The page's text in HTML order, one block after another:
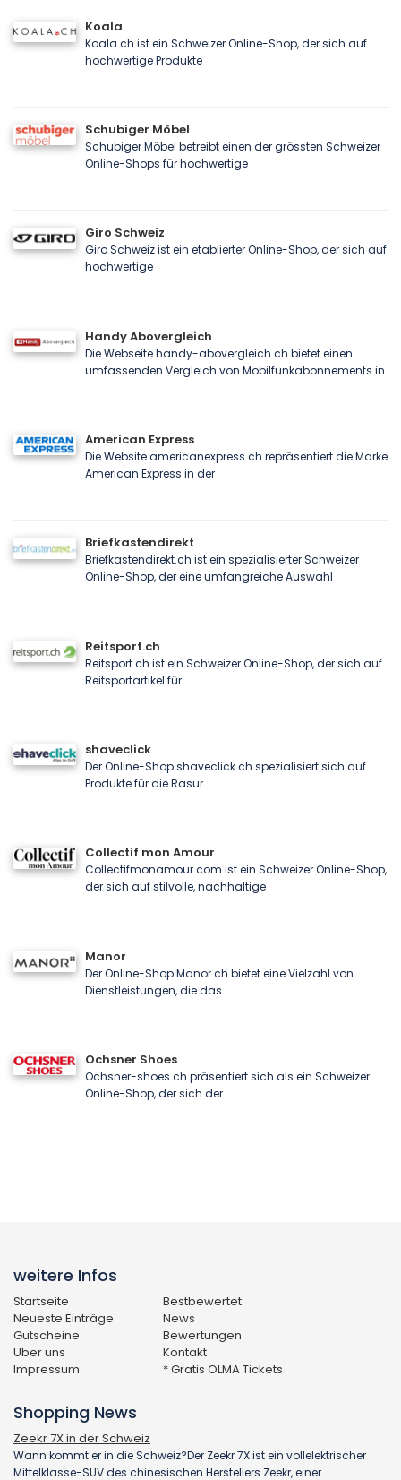
Koala
Koala.ch ist ein Schweizer Online-Shop, der sich auf
hochwertige Produkte
Schubiger Möbel
Schubiger Möbel betreibt einen der grössten Schweizer
Online-Shops für hochwertige
Giro Schweiz
Giro Schweiz ist ein etablierter Online-Shop, der sich auf
hochwertige
Handy Abovergleich
Die Webseite handy-abovergleich.ch bietet einen
umfassenden Vergleich von Mobilfunkabonnements in
American Express
Die Website americanexpress.ch repräsentiert die Marke
American Express in der
Briefkastendirekt
Briefkastendirekt.ch ist ein spezialisierter Schweizer
Online-Shop, der eine umfangreiche Auswahl
Reitsport.ch
Reitsport.ch ist ein Schweizer Online-Shop, der sich auf
Reitsportartikel für
shaveclick
Der Online-Shop shaveclick.ch spezialisiert sich auf
Produkte für die Rasur
Collectif mon Amour
Collectifmonamour.com ist ein Schweizer Online-Shop,
der sich auf stilvolle, nachhaltige
Manor
Der Online-Shop Manor.ch bietet eine Vielzahl von
Dienstleistungen, die das
Ochsner Shoes
Ochsner-shoes.ch präsentiert sich als ein Schweizer
Online-Shop, der sich der
weitere Infos
Startseite
Bestbewertet
Neueste Einträge
News
Gutscheine
Bewertungen
Über uns
Kontakt
Impressum
* Gratis OLMA Tickets
Shopping News
Zeekr 7X in der Schweiz
Wann kommt er in die Schweiz?Der Zeekr 7X ist ein vollelektrischer
Mittelklasse-SUV des chinesischen Herstellers Zeekr, einer